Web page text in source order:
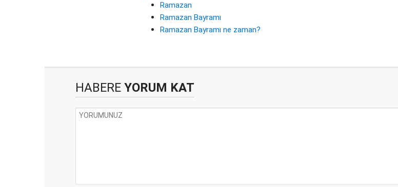
Ramazan
Ramazan Bayramı
Ramazan Bayramı ne zaman?
HABERE YORUM KAT